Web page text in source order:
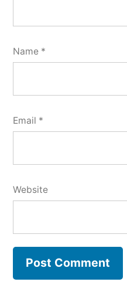
Name *
Email *
Website